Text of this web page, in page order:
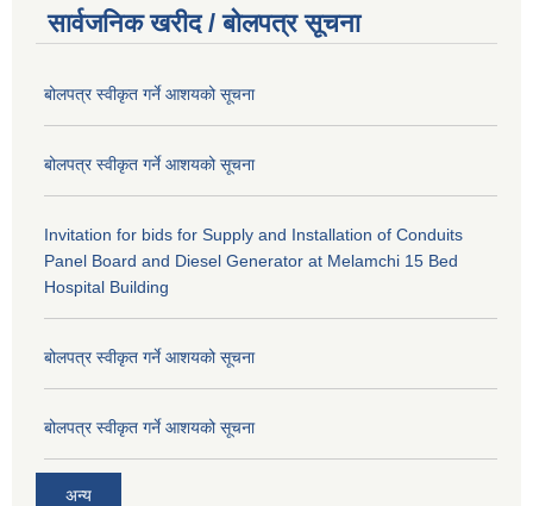
सार्वजनिक खरीद / बोलपत्र सूचना
बोलपत्र स्वीकृत गर्ने आशयको सूचना
बोलपत्र स्वीकृत गर्ने आशयको सूचना
Invitation for bids for Supply and Installation of Conduits
Panel Board and Diesel Generator at Melamchi 15 Bed
Hospital Building
बोलपत्र स्वीकृत गर्ने आशयको सूचना
बोलपत्र स्वीकृत गर्ने आशयको सूचना
अन्य